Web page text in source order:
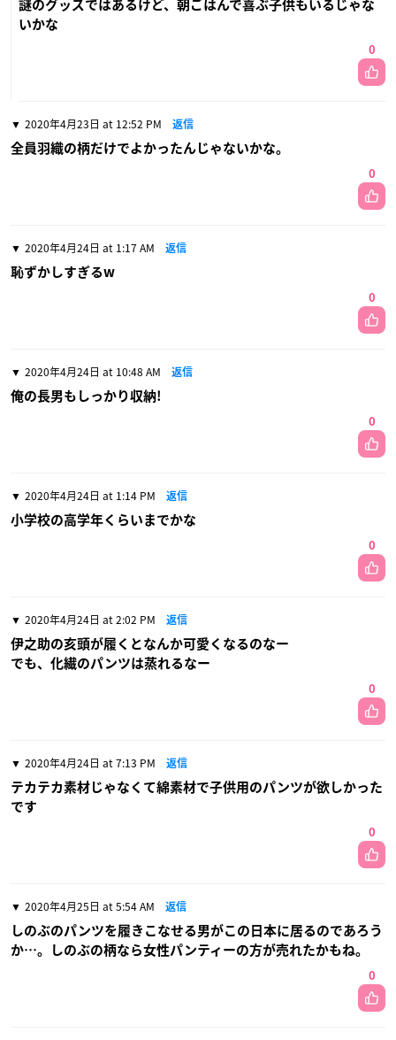
謎のグッズではあるけど、朝ごはんで喜ぶ子供もいるじゃな
いかな
0
2020年4月23日 at 12:52 PM 返信
全員羽織の柄だけでよかったんじゃないかな。
0
2020年4月24日 at 1:17 AM 返信
恥ずかしすぎるw
0
2020年4月24日 at 10:48 AM 返信
俺の長男もしっかり収納!
0
2020年4月24日 at 1:14 PM 返信
小学校の高学年くらいまでかな
0
2020年4月24日 at 2:02 PM 返信
伊之助の亥頭が履くとなんか可愛くなるのなー
でも、化繊のパンツは蒸れるなー
0
2020年4月24日 at 7:13 PM 返信
テカテカ素材じゃなくて綿素材で子供用のパンツが欲しかった
です
0
2020年4月25日 at 5:54 AM 返信
しのぶのパンツを履きこなせる男がこの日本に居るのであろう
か…。しのぶの柄なら女性パンティーの方が売れたかもね。
0